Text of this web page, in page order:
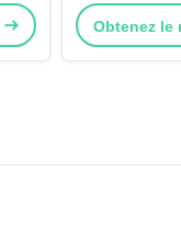
Obtenez le